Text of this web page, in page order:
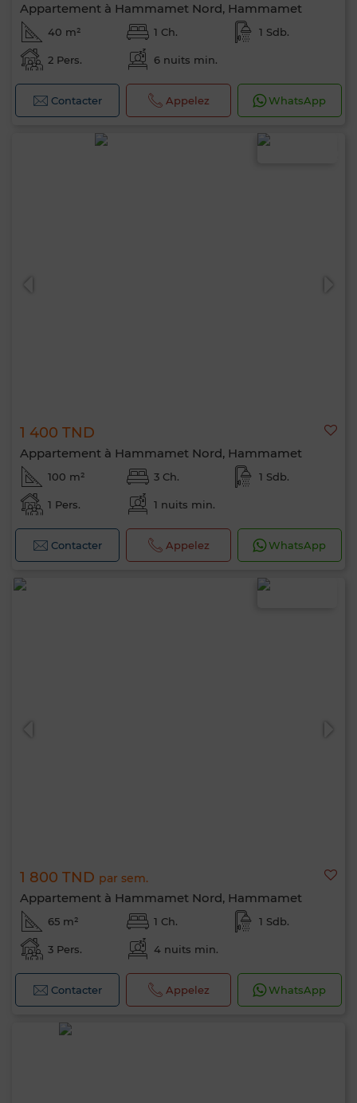
Appartement à Hammamet Nord, Hammamet
40 m² 1 Ch. 1 Sdb.
2 Pers. 6 nuits min.
Contacter Appelez WhatsApp
1 400 TND
Appartement à Hammamet Nord, Hammamet
100 m² 3 Ch. 1 Sdb.
1 Pers. 1 nuits min.
Contacter Appelez WhatsApp
1 800 TND par sem.
Appartement à Hammamet Nord, Hammamet
65 m² 1 Ch. 1 Sdb.
3 Pers. 4 nuits min.
Contacter Appelez WhatsApp